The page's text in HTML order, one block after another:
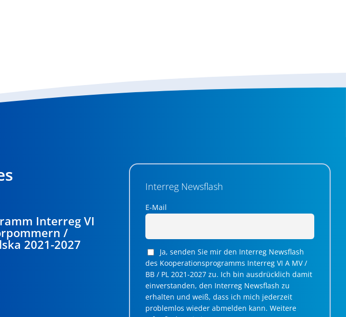
Interreg VI
/
2021-2027
Interreg Newsflash
E-Mail
Ja, senden Sie mir den Interreg Newsflash
des Kooperationsprogramms Interreg VI A MV /
BB / PL 2021-2027 zu. Ich bin ausdrücklich damit
einverstanden, den Interreg Newsflash zu
erhalten und weiß, dass ich mich jederzeit
problemlos wieder abmelden kann. Weitere